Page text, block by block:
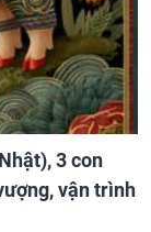
3 con
vận trình